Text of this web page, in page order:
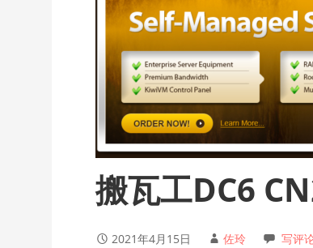
搬瓦工DC6
2021年4月15日 佐玲 写评